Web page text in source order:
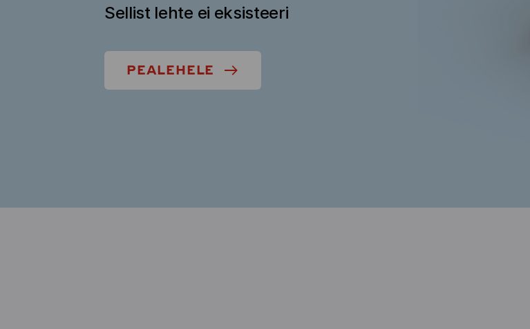
Sellist lehte ei eksisteeri
PEALEHELE